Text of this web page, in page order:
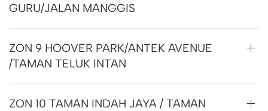
GURU/JALAN MANGGIS
ZON 9 HOOVER PARK/ANTEK AVENUE
/TAMAN TELUK INTAN
ZON 10 TAMAN INDAH JAYA / TAMAN